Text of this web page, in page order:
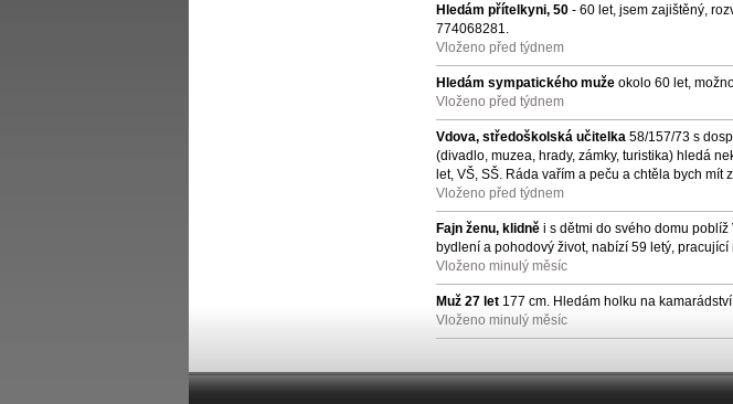
Hledám přítelkyni, 50 - 60 let, jsem zajištěný,
774068281.
Vloženo před týdnem
Hledám sympatického muže okolo 60 let,
Vloženo před týdnem
Vdova, středoškolská učitelka 58/157/73 s
(divadlo, muzea, hrady, zámky, turistika) hledá
let, VŠ, SŠ. Ráda vařím a peču a chtěla bych
Vloženo před týdnem
Fajn ženu, klidně i s dětmi do svého domu poblíž
bydlení a pohodový život, nabízí 59 letý,
Vloženo minulý měsíc
Muž 27 let 177 cm. Hledám holku na
Vloženo minulý měsíc